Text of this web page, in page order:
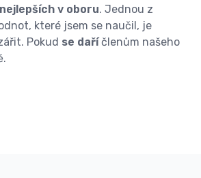
nejlepších v oboru. Jednou z
které jsem se naučil, je
Pokud se daříčlenům našeho